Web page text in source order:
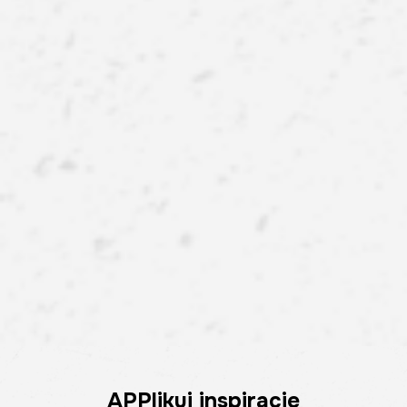
APPlikuj inspiracje